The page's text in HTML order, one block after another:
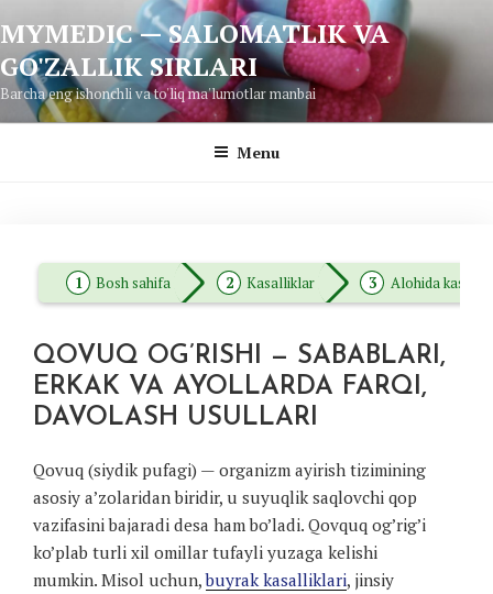
to
content
MYMEDIC — SALOMATLIK VA
GO'ZALLIK SIRLARI
Barcha eng ishonchli va to'liq ma'lumotlar manbai
Menu
Bosh sahifa Kasalliklar Alohida
QOVUQ OG’RISHI — SABABLARI,
ERKAK VA AYOLLARDA FARQI,
DAVOLASH USULLARI
Qovuq (siydik pufagi) — organizm ayirish tizimining
asosiy a’zolaridan biridir, u suyuqlik saqlovchi qop
vazifasini bajaradi desa ham bo’ladi. Qovquq og’rig’i
ko’plab turli xil omillar tufayli yuzaga kelishi
mumkin. Misol uchun,buyrak kasalliklari, jinsiy